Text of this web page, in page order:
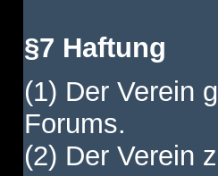
§7 Haftung
(1) Der Verein
Forums.
(2) Der Verein